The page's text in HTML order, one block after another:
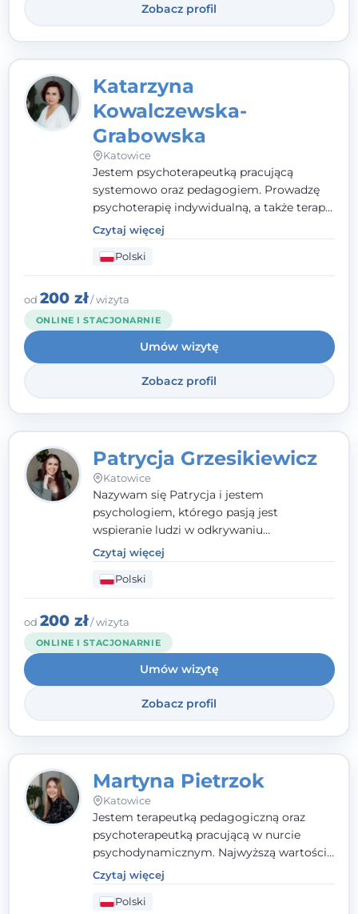
Zobacz profil
Katarzyna
Kowalczewska-
Grabowska
Katowice
Jestem psychoterapeutką pracującą
systemowo oraz pedagogiem. Prowadzę
psychoterapię indywidualną, a także terapię
par, małżeństw i rodzin. Patrzę na
człowieka całościowo - w kontekście jego
relacji z rodziną, pracą i otoczeniem - i
opieram współpracę na Twoich mocnych
stronach.
Czytaj więcej
Polski
od 200 zł/ wizyta
ONLINE I STACJONARNIE
Umów wizytę
Zobacz profil
Patrycja Grzesikiewicz
Katowice
Nazywam się Patrycja i jestem
psychologiem, którego pasją jest
wspieranie ludzi w odkrywaniu
wewnętrznej siły i radzeniu sobie z
codziennymi trudnościami. Pracuję w
nurcie poznawczo-behawioralnym, oferując
indywidualne podejście pełne empatii,
zaufania i wsparcia. Jeśli masz za sobą
trudny czas, jestem tutaj dla Ciebie.
Czytaj więcej
Polski
od 200 zł/ wizyta
ONLINE I STACJONARNIE
Umów wizytę
Zobacz profil
Martyna Pietrzok
Katowice
Jestem terapeutką pedagogiczną oraz
psychoterapeutką pracującą w nurcie
psychodynamicznym. Najwyższą wartością
jest dla mnie bliska, pełna zrozumienia i
zaangażowania relacja z pacjentem. To
właśnie ta oparta na zaufaniu więź staje się
Czytaj więcej
Polski